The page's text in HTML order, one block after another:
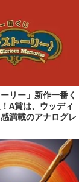
リー」新作一番く
A賞は、ウッディ
満載のアナログレ
姿で立体化